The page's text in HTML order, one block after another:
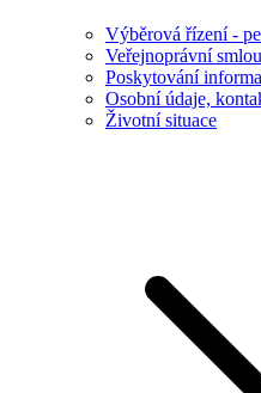
Výběrová řízení -
Veřejnoprávní
Poskytování
Osobní údaje,
Životní situace